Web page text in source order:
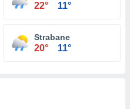
22° 11°
Strabane
20° 11°